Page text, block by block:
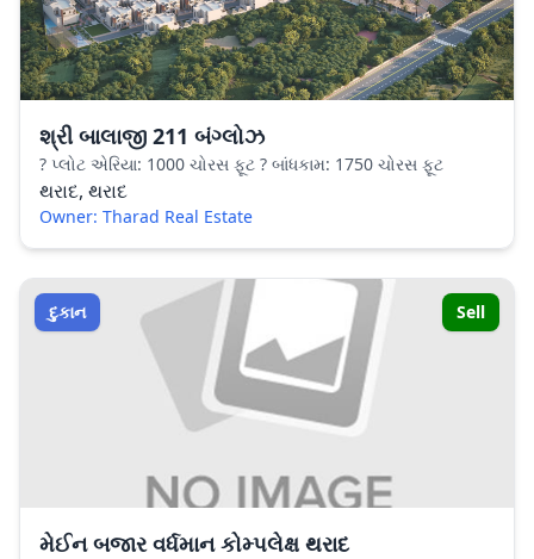
શ્રી બાલાજી 211 બંગ્લોઝ
? પ્લોટ એરિયા: 1000 ચોરસ ફૂટ ? બાંધકામ: 1750 ચોરસ ફૂટ
થરાદ, થરાદ
Owner: Tharad Real Estate
દુકાન Sell
મેઈન બજાર વર્ધમાન કોમ્પલેક્ષ થરાદ